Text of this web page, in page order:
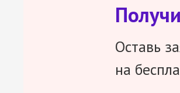
Оставь
на